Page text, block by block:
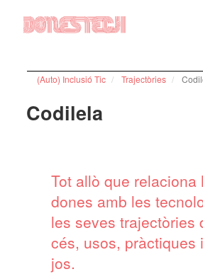
Vés
(Auto) Inclusió Tic
Trajectòries
Codilela
Tot allò que rela­ci­ona
dones amb les
les seves trajec­tò­ries
cés, usos,
jos.